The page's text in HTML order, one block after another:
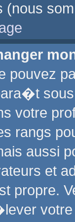
(nous
votre
rangs
aussi
et
propre.